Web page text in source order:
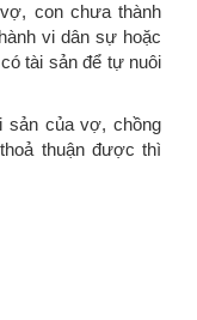
con chưa thành
vi dân sự hoặc
tài sản để tự nuôi
sản của vợ, chồng
thuận được thì